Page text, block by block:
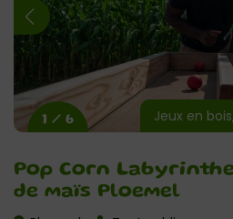
Pop Corn
de maïs Ploemel
Jeux en
1 / 6